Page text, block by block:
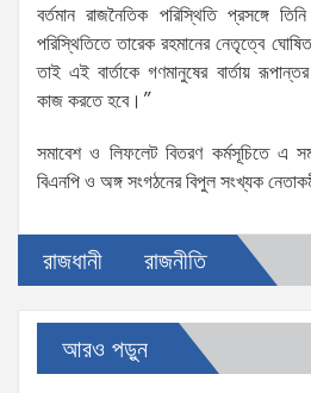
বর্তমান রাজনৈতিক পরিস্থিতি প্রসঙ্গে
পরিস্থিতিতে তারেক রহমানের নেতৃত্বে
তাই এই বার্তাকে গণমানুষের বার্তায়
কাজ করতে হবে।”
সমাবেশ ও লিফলেট বিতরণ কর্মসূচিতে এ
বিএনপি ও অঙ্গ সংগঠনের বিপুল সংখ্যক
রাজধানী রাজনীতি
আরও পড়ুন